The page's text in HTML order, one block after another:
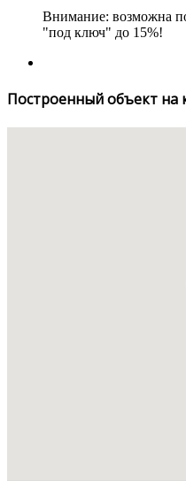
Внимание: возможна
"под ключ" до 15%!
Построенный объект на